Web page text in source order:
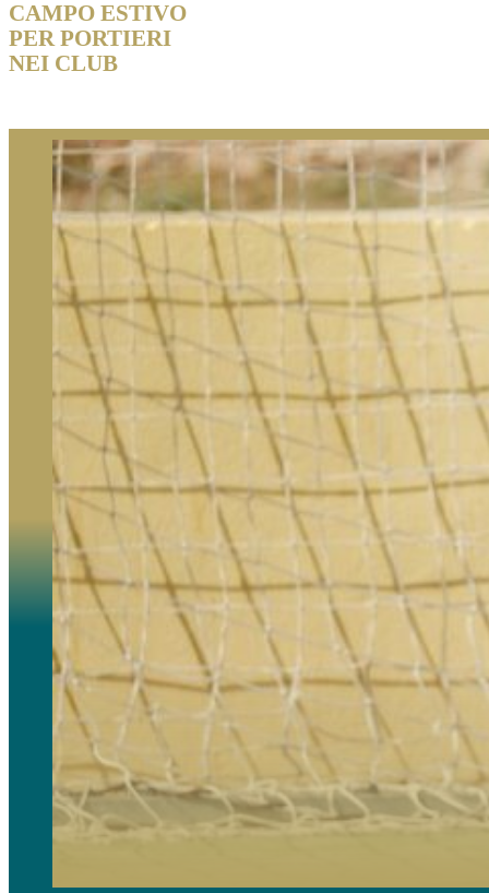
CAMPO ESTIVO
PER PORTIERI
NEI CLUB